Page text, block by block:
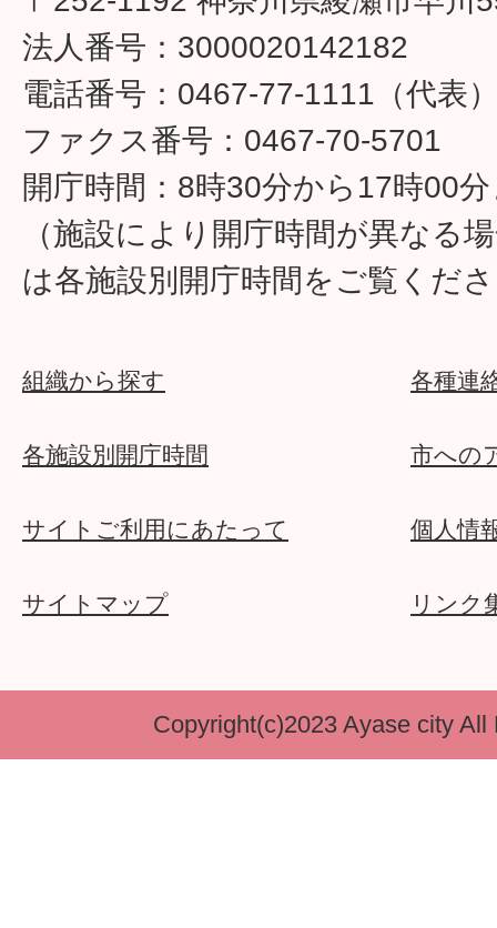
法人番号：3000020142182
電話番号：0467-77-1111（代表
ファクス番号：0467-70-5701
開庁時間：8時30分から17時00
（施設により開庁時間が異なる
は各施設別開庁時間をご覧くだ
組織から探す 各種連
各施設別開庁時間 市への
サイトご利用にあたって 個人情
サイトマップ リンク
Copyright(c)2023 Ayase city